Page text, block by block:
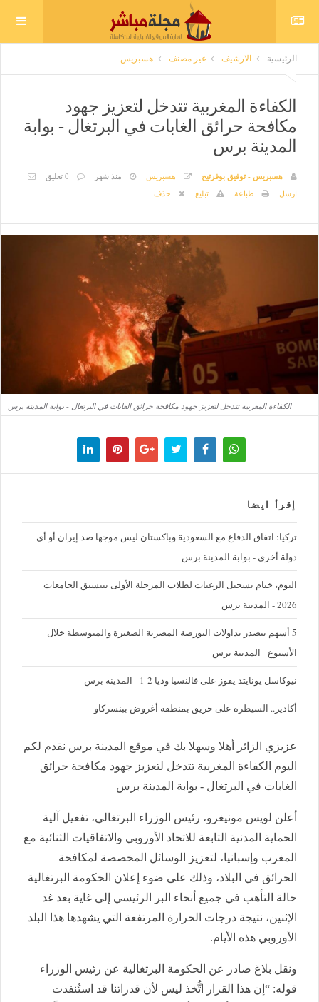
الرئيسية الارشيف غير مصنف هسبريس
الكفاءة المغربية تتدخل لتعزيز جهود
مكافحة حرائق الغابات في البرتغال - بوابة
المدينة برس
هسبريس - توفيق بوفرتيح هسبريس منذ شهر
0 تعليق
ارسل
طباعة تبليغ حذف
الكفاءة المغربية تتدخل لتعزيز جهود مكافحة حرائق الغابات في البرتغال - بوابة المدينة برس
إقرأ ايضا
تركيا: اتفاق الدفاع مع السعودية وباكستان ليس موجها ضد إيران أو أي
دولة أخرى - بوابة المدينة برس
اليوم، ختام تسجيل الرغبات لطلاب المرحلة الأولى بتنسيق الجامعات
2026 - المدينة برس
5 أسهم تتصدر تداولات البورصة المصرية الصغيرة والمتوسطة خلال
الأسبوع - المدينة برس
نيوكاسل يونايتد يفوز على فالنسيا وديا 2-1 - المدينة برس
أكادير.. السيطرة على حريق بمنطقة أغروض ببنسركاو
عزيزي الزائر أهلا وسهلا بك في موقع المدينة برس نقدم لكم
اليوم الكفاءة المغربية تتدخل لتعزيز جهود مكافحة حرائق
الغابات في البرتغال - بوابة المدينة برس
أعلن لويس مونيغرو، رئيس الوزراء البرتغالي، تفعيل آلية
الحماية المدنية التابعة للاتحاد الأوروبي والاتفاقيات الثنائية مع
المغرب وإسبانيا، لتعزيز الوسائل المخصصة لمكافحة
الحرائق في البلاد، وذلك على ضوء إعلان الحكومة البرتغالية
حالة التأهب في جميع أنحاء البر الرئيسي إلى غاية بعد غد
الإثنين، نتيجة درجات الحرارة المرتفعة التي يشهدها هذا البلد
الأوروبي هذه الأيام.
ونقل بلاغ صادر عن الحكومة البرتغالية عن رئيس الوزراء
قوله: “إن هذا القرار اتُّخذ ليس لأن قدراتنا قد استُنفدت